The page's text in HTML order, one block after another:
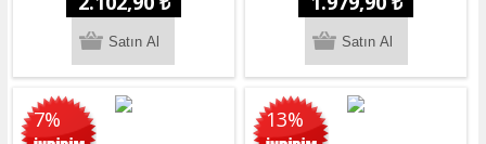
7% 13%